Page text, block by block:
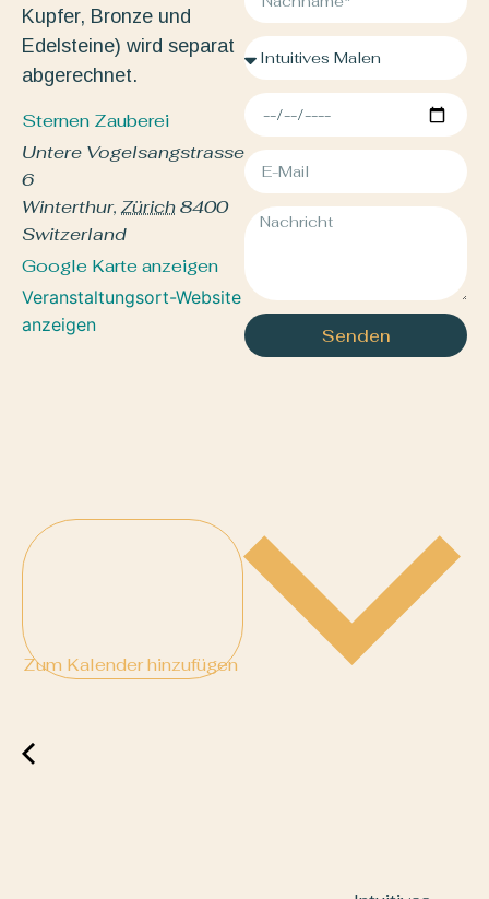
Kupfer, Bronze und
Edelsteine) wird separat
abgerechnet.
Sternen Zauberei
Untere Vogelsangstrasse
6
Winterthur, Zürich8400
Switzerland
Google Karte anzeigen
Veranstaltungsort-Website
anzeigen
Zum Kalender hinzufügen
Senden